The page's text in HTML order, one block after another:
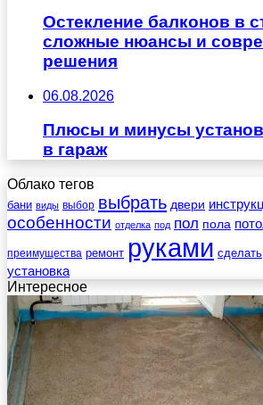
Остекление балконов в
сложные нюансы и
решения
06.08.2026
Плюсы и минусы
в гараж
Облако тегов
бани виды выбор выбрать двери
особенности отделка под пол пола
преимущества ремонт руками сделать
установка
Интересное